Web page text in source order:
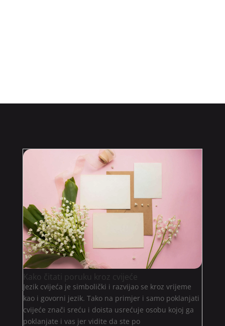
Kako čitati poruku kroz cvijeće
Jezik cvijeća je simbolički i razvijao se kroz vrijeme
kao i govorni jezik. Tako na primjer i samo poklanjati
cvijeće znači sreću i doista usrećuje osobu kojoj ga
poklanjate i vas jer vidite da ste po